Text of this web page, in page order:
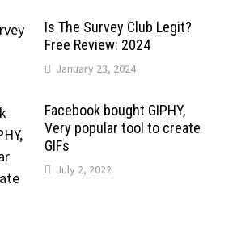
Is The Survey Club Legit?
Free Review: 2024
January 23, 2024
Facebook bought GIPHY,
Very popular tool to create
GIFs
July 2, 2022